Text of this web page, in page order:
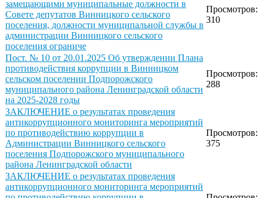
замещающими муниципальные должности в
Совете депутатов Винницкого сельского
поселения, должности муниципальной службы в
администрации Винницкого сельского
поселения ограниче
Просмотров:
310
Пост. № 10 от 20.01.2025 Об утверждении Плана
противодействия коррупции в Винницком
сельском поселении Подпорожского
муниципального района Ленинградской области
на 2025-2028 годы
Просмотров:
288
ЗАКЛЮЧЕНИЕ о результатах проведения
антикоррупционного мониторинга мероприятий
по противодействию коррупции в
Администрации Винницкого сельского
поселения Подпорожского муниципального
района Ленинградской области
Просмотров:
375
ЗАКЛЮЧЕНИЕ о результатах проведения
антикоррупционного мониторинга мероприятий